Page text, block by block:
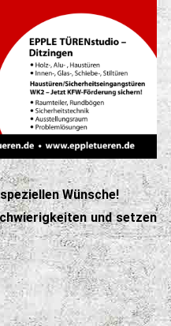
Wünsche!
und setzen